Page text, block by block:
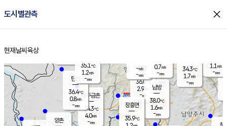
도시별관측 close
홈
현재날씨 육상
양주
36.0℃
2.9
-mm
파주금촌
34.3℃
4.0m/s
-mm
34.3℃
1.7m/s
-mm
탄현
36.4℃
0.8m/s
-mm
1.1 m/s
-mm
양촌
남방
38.0℃
1.6m/s
-mm
장흥면
35.9℃
-m/s
-mm
35.1℃
1.2m/s
-mm
0.7m/s
-mm